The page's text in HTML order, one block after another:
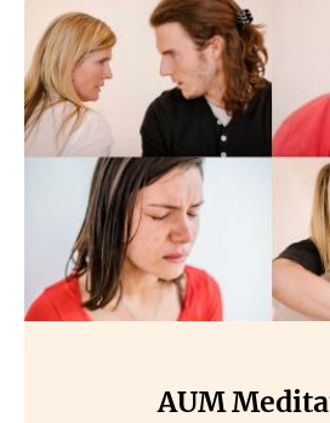
AUM